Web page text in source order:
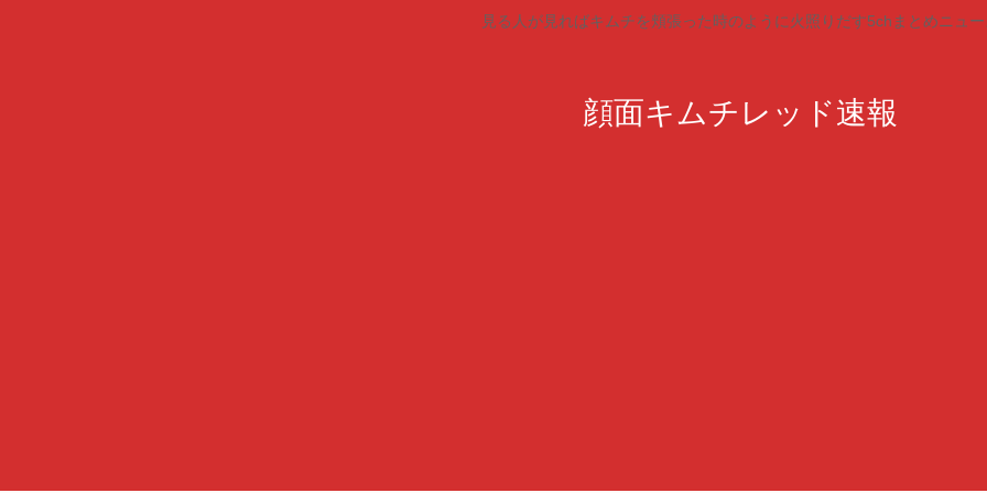
見る人が見ればキムチを頬張った時のように火照りだす5chまとめニュ
顔面キムチレッド速報